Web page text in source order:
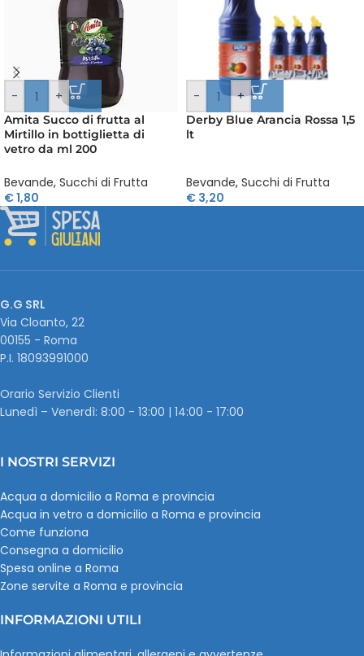
- +
Amita Succo di frutta al
Mirtillo in bottiglietta di
vetro da ml 200
Bevande, Succhi di Frutta
€1,80
- +
Derby Blue Arancia Rossa 1,5
lt
Bevande, Succhi di Frutta
€ 3,20
G.G SRL
Via Cloanto, 22
00155 - Roma
P.I. ‭18093991000
Orario Servizio Clienti
Lunedì – Venerdì: 8:00 - 13:00 | 14:00 - 17:00
I NOSTRI SERVIZI
Acqua a domicilio a Roma e provincia
Acqua in vetro a domicilio a Roma e provincia
Come funziona
Consegna a domicilio
Spesa online a Roma
Zone servite a Roma e provincia
INFORMAZIONI UTILI